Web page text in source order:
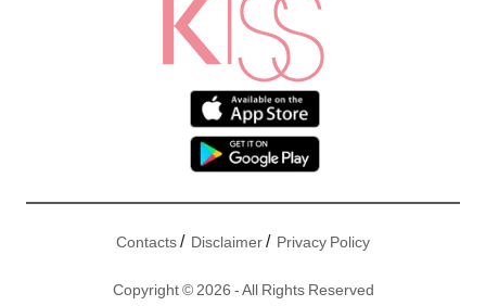
Contacts/ Disclaimer/ Privacy Policy
Copyright © 2026 - All Rights Reserved